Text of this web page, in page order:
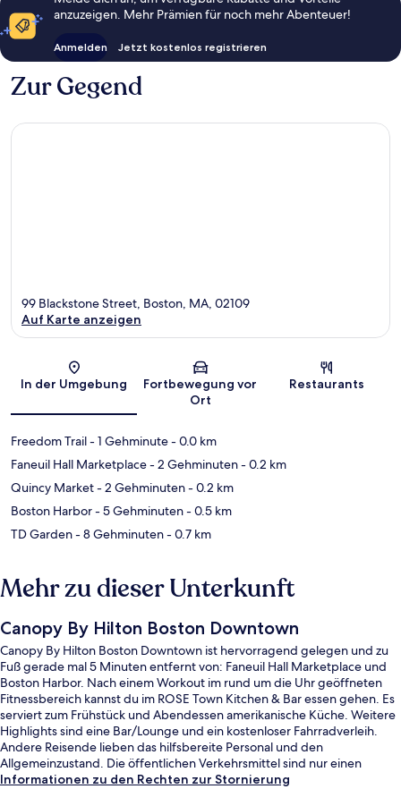
anzuzeigen. Mehr Prämien für noch mehr Abenteuer!
Anmelden Jetzt kostenlos registrieren
Zur Gegend
Karte
99 Blackstone Street, Boston, MA, 02109
Auf Karte anzeigen
In der Umgebung
Fortbewegung vor
Ort
Restaurants
Freedom Trail- 1 Gehminute- 0.0 km
Faneuil Hall Marketplace- 2 Gehminuten- 0.2 km
Quincy Market- 2 Gehminuten- 0.2 km
Boston Harbor- 5 Gehminuten- 0.5 km
TD Garden- 8 Gehminuten- 0.7 km
Mehr zu dieser Unterkunft
Canopy By Hilton Boston Downtown
Canopy By Hilton Boston Downtown ist hervorragend gelegen und zu
Fuß gerade mal 5 Minuten entfernt von: Faneuil Hall Marketplace und
Boston Harbor. Nach einem Workout im rund um die Uhr geöffneten
Fitnessbereich kannst du im ROSE Town Kitchen & Bar essen gehen. Es
serviert zum Frühstück und Abendessen amerikanische Küche. Weitere
Highlights sind eine Bar/Lounge und ein kostenloser Fahrradverleih.
Andere Reisende lieben das hilfsbereite Personal und den
Allgemeinzustand. Die öffentlichen Verkehrsmittel sind nur einen
kurzen Fußmarsch entfernt: Zur U-Bahn-Station Haymarket sind es 3
Informationen zu den Rechten zur Stornierung